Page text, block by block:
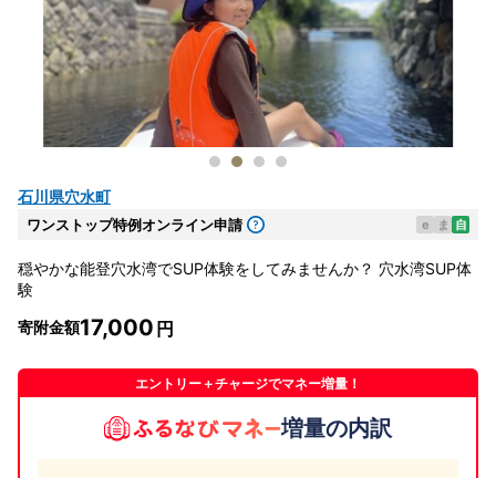
石川県穴水町
ワンストップ特例オンライン申請 e ま 自
穏やかな能登穴水湾でSUP体験をしてみませんか？ 穴水湾SUP体
験
寄附金額17,000
エントリー＋チャージでマネー増量！
増量の内訳